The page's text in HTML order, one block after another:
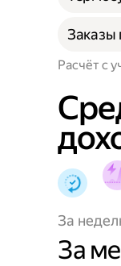
Расчёт с
Заказы
За
За